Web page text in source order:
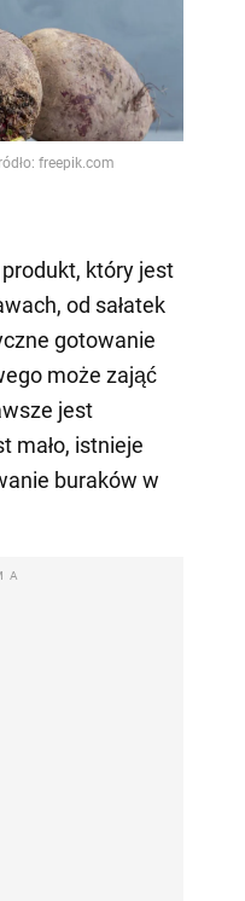
freepik.com
który jest
od sałatek
gotowanie
może zająć
jest
mało, istnieje
buraków w